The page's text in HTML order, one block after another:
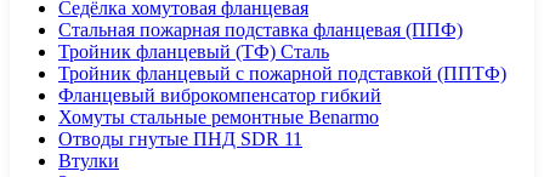
Седёлка хомутовая фланцевая
Стальная пожарная подставка фланцевая (ППФ)
Тройник фланцевый (ТФ) Сталь
Тройник фланцевый с пожарной подставкой (ППТФ)
Фланцевый виброкомпенсатор гибкий
Хомуты стальные ремонтные Benarmo
Отводы гнутые ПНД SDR 11
Втулки